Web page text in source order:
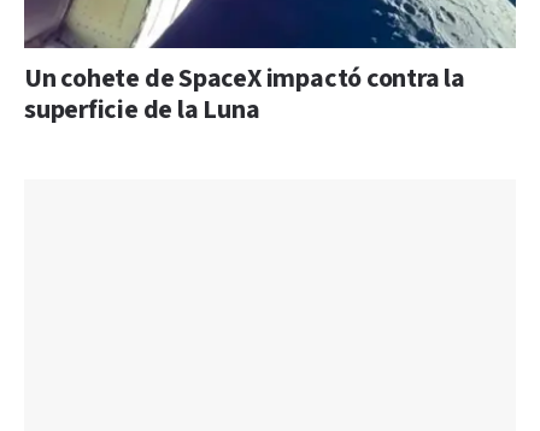
Un cohete de SpaceX impactó contra la
superficie de la Luna